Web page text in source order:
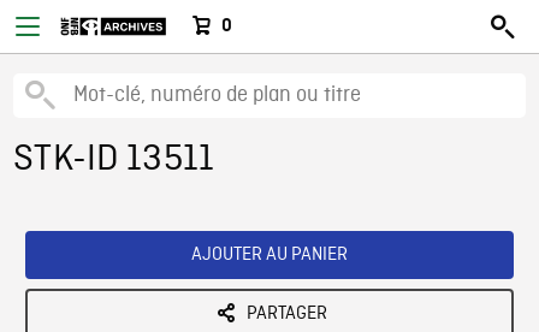
0
STK-ID 13511
AJOUTER AU PANIER
PARTAGER